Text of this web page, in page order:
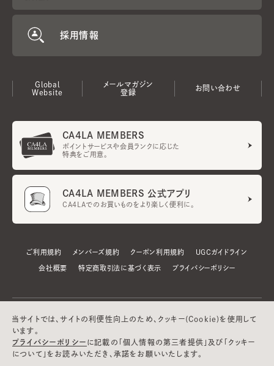
採用情報
Global
Website
メールマガジン
登録
お問い合わせ
CA4LA MEMBERS
ポイントサービスや会員ランクに応じた
特典をご用意。
CA4LA MEMBERS 公式アプリ
CA4LAでのお買いものをより楽しく便利に。
ご利用規約 メンバーズ規約 クーポン利用規約 UGCガイドライン
会社概要 特定商取引法に基づく表示 プライバシーポリシー
当サイトでは、サイトの利便性向上のため、クッキー(Cookie)を使用して
います。
プライバシーポリシー に記載の「個人情報の第三者提供」及び「クッキー
について」をお読みいただき、承諾をお願いいたします。